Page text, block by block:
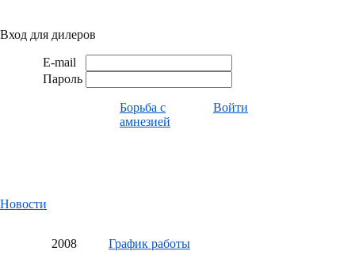
Вход для дилеров
E-mail
Пароль
Борьба с
амнезией
Войти
Новости
2008 График работы